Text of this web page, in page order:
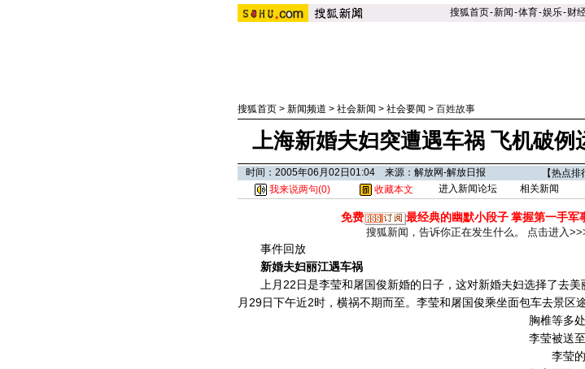
搜狐首页-新闻-体育-娱乐-财
搜狐首页> 新闻频道 > 社会新闻 > 社会要闻 > 百姓故事
上海新婚夫妇突遭遇车祸 飞机破例
时间：2005年06月02日01:04 来源：解放网-解放日报 【热点排
我来说两句(0) 收藏本文 进入新闻论坛 相关新闻
免费 最经典的幽默小段子掌握第一手军
搜狐新闻，告诉你正在发生什么。 点击进入
事件回放
新婚夫妇丽江遇车祸
上月22日是李莹和屠国俊新婚的日子，这对新婚夫妇选择了去
月29日下午近2时，横祸不期而至。李莹和屠国俊乘坐面包车去景区
胸椎等多
李莹被送
李莹的